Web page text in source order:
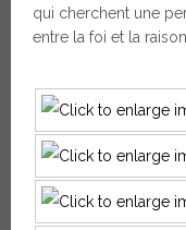
qui cherchent une
entre la foi et la